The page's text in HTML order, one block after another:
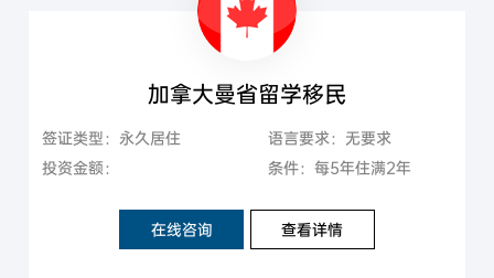
加拿大曼省留学移民
签证类型：永久居住
语言要求：无要求
投资金额：
条件：每5年住满2年
在线咨询 查看详情